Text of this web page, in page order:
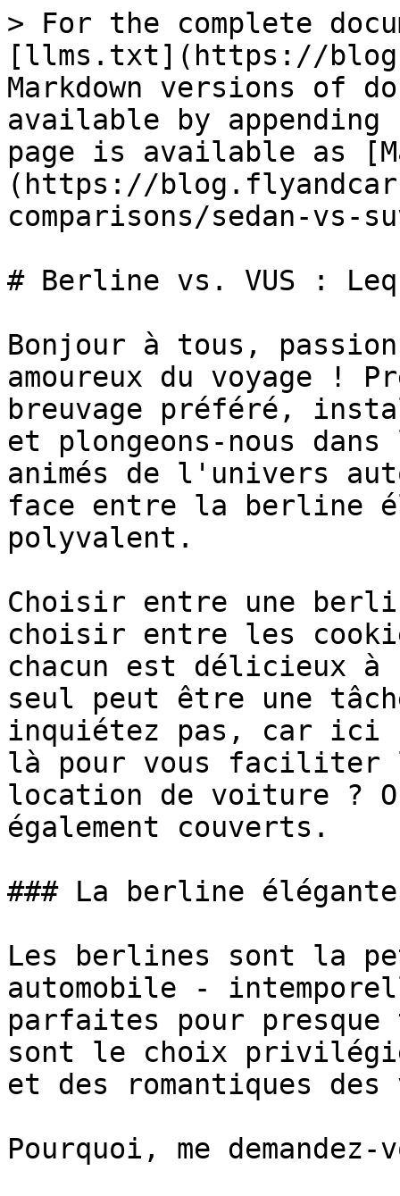
> For the complete
[llms.txt](https://
Markdown versions of
available by
page is available as
(https://
comparisons/sedan-vs-
# Berline vs. VUS :
Bonjour à tous,
amoureux du voyage !
breuvage préféré,
et plongeons-nous
animés de l'univers
face entre la berline
polyvalent.
Choisir entre une
choisir entre les
chacun est délicieux
seul peut être une
inquiétez pas, car ici
là pour vous faciliter
location de voiture ?
également couverts.
### La berline
Les berlines sont la
automobile -
parfaites pour
sont le choix
et des romantiques
Pourquoi, me demandez-